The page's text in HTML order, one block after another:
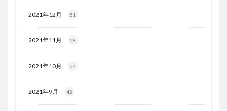
2021年12月 51
2021年11月 58
2021年10月 64
2021年9月 42